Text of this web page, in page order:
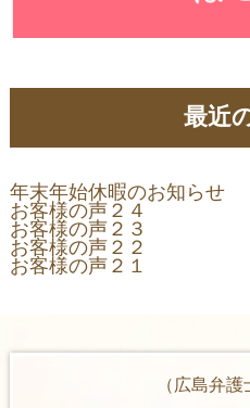
最近
年末年始休暇のお知らせ
お客様の声２４
お客様の声２３
お客様の声２２
お客様の声２１
（広島弁護